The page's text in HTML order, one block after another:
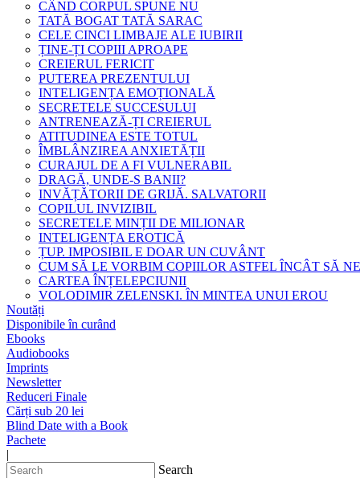
CÂND CORPUL SPUNE NU
TATĂ BOGAT TATĂ SARAC
CELE CINCI LIMBAJE ALE IUBIRII
ȚINE-ȚI COPIII APROAPE
CREIERUL FERICIT
PUTEREA PREZENTULUI
INTELIGENȚA EMOȚIONALĂ
SECRETELE SUCCESULUI
ANTRENEAZĂ-ȚI CREIERUL
ATITUDINEA ESTE TOTUL
ÎMBLÂNZIREA ANXIETĂȚII
CURAJUL DE A FI VULNERABIL
DRAGĂ, UNDE-S BANII?
INVĂȚĂTORII DE GRIJĂ. SALVATORII
COPILUL INVIZIBIL
SECRETELE MINȚII DE MILIONAR
INTELIGENȚA EROTICĂ
ȚUP. IMPOSIBIL E DOAR UN CUVÂNT
CUM SĂ LE VORBIM COPIILOR ASTFEL ÎNCÂT SĂ
CARTEA ÎNȚELEPCIUNII
VOLODIMIR ZELENSKI. ÎN MINTEA UNUI EROU
Noutăți
Disponibile în curând
Ebooks
Audiobooks
Imprints
Newsletter
Reduceri Finale
Cărți sub 20 lei
Blind Date with a Book
Pachete
|
Search